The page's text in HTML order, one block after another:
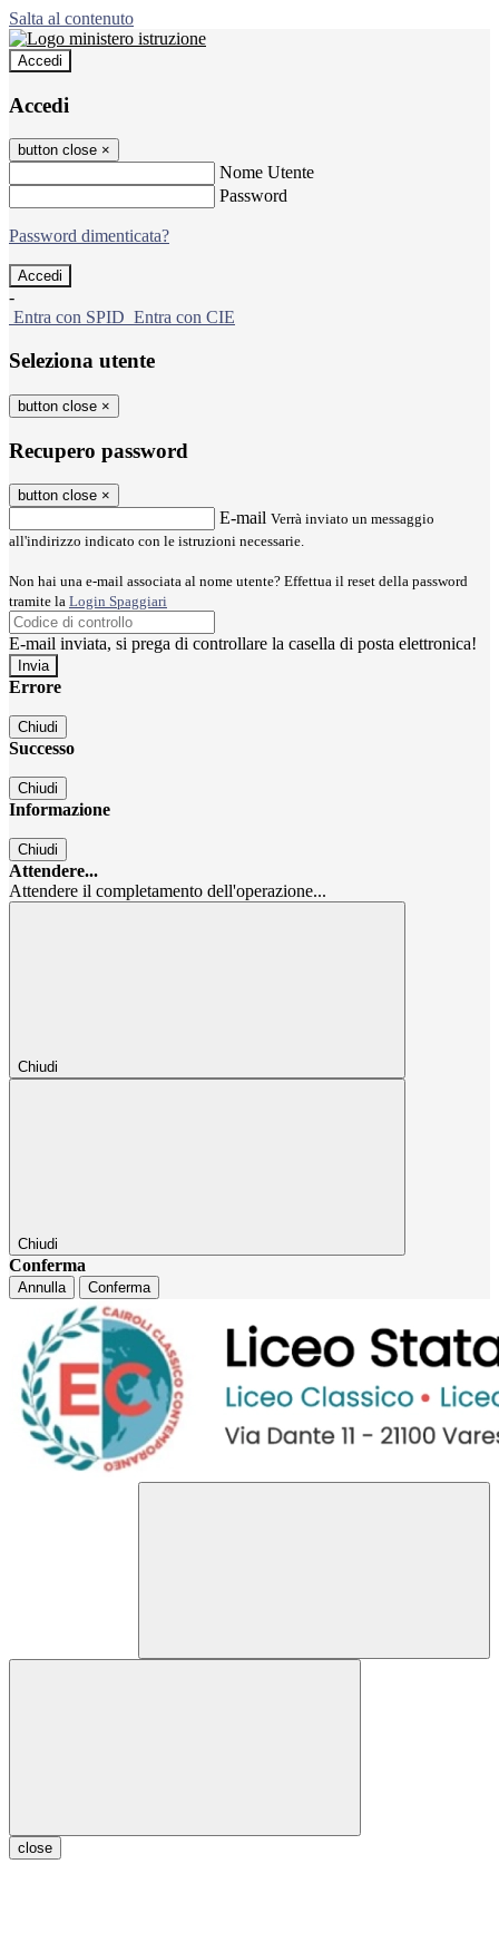
Salta al contenuto
Accedi
Accedi
button close ×
Nome Utente
Password
Password dimenticata?
-
Entra con SPID Entra con CIE
Seleziona utente
button close ×
Recupero password
button close ×
E-mail Verrà inviato un messaggio
all'indirizzo indicato con le istruzioni necessarie.
Non hai una e-mail associata al nome utente? Effettua il reset della password
tramite la Login Spaggiari
E-mail inviata, si prega di controllare la casella di posta elettronica!
Errore
Chiudi
Successo
Chiudi
Informazione
Chiudi
Attendere...
Attendere il completamento dell'operazione...
Chiudi
Chiudi
Conferma
Annulla Conferma
close